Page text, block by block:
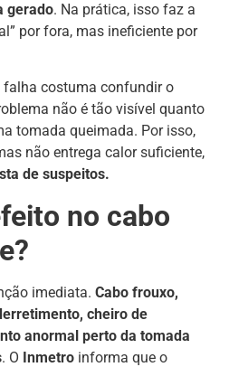
gerado. Na prática, isso faz a
por fora, mas ineficiente por
falha costuma confundir o
não é tão visível quanto
tomada queimada. Por isso,
não entrega calor suficiente,
de suspeitos.
no cabo
imediata. Cabo frouxo,
cheiro de
anormal perto da tomada
. O Inmetro informa que o